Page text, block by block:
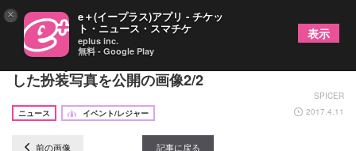
『氷艶hyoen2017-破沙羅-』VOGUE JAPANが監修
した扮装写真を公開の画像2/2
SPICER
ニュース
イベント/レジャー 2017.4.11
前の画像 記事に戻る
× e＋(イープラス)アプリ - チケッ
ト・ニュース・スマチケ
eplus inc.
無料 - Google Play
表示